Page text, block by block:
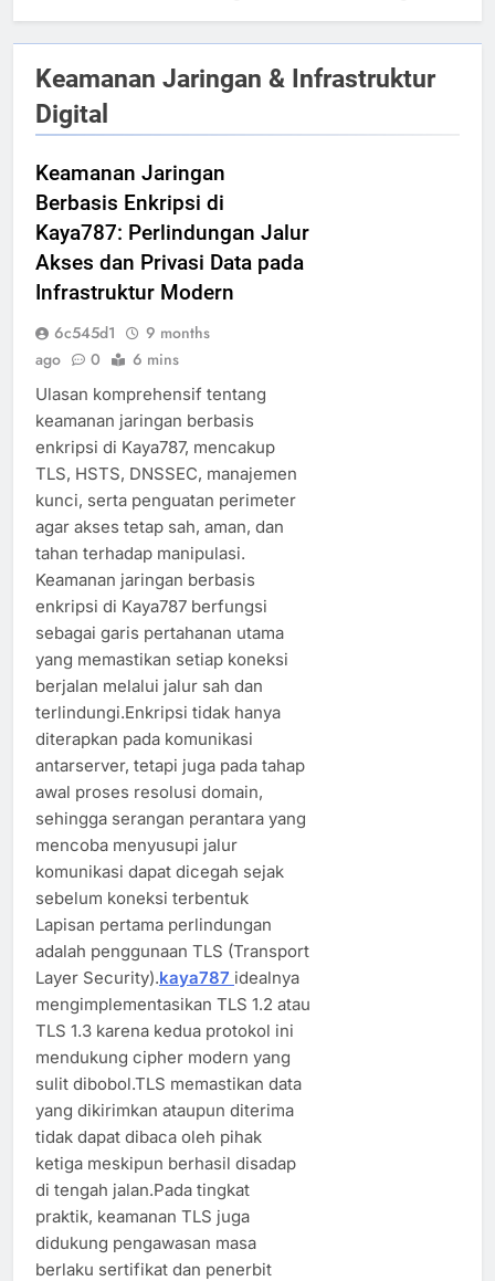
Keamanan Jaringan & Infrastruktur
Digital
Keamanan Jaringan
Berbasis Enkripsi di
Kaya787: Perlindungan Jalur
Akses dan Privasi Data pada
Infrastruktur Modern
6c545d1
9 months
ago
0 6 mins
Ulasan komprehensif tentang
keamanan jaringan berbasis
enkripsi di Kaya787, mencakup
TLS, HSTS, DNSSEC, manajemen
kunci, serta penguatan perimeter
agar akses tetap sah, aman, dan
tahan terhadap manipulasi.
Keamanan jaringan berbasis
enkripsi di Kaya787 berfungsi
sebagai garis pertahanan utama
yang memastikan setiap koneksi
berjalan melalui jalur sah dan
terlindungi.Enkripsi tidak hanya
diterapkan pada komunikasi
antarserver, tetapi juga pada tahap
awal proses resolusi domain,
sehingga serangan perantara yang
mencoba menyusupi jalur
komunikasi dapat dicegah sejak
sebelum koneksi terbentuk
Lapisan pertama perlindungan
adalah penggunaan TLS (Transport
Layer Security).kaya787 idealnya
mengimplementasikan TLS 1.2 atau
TLS 1.3 karena kedua protokol ini
mendukung cipher modern yang
sulit dibobol.TLS memastikan data
yang dikirimkan ataupun diterima
tidak dapat dibaca oleh pihak
ketiga meskipun berhasil disadap
di tengah jalan.Pada tingkat
praktik, keamanan TLS juga
didukung pengawasan masa
berlaku sertifikat dan penerbit